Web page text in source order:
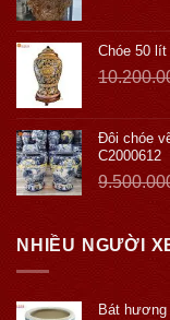
Chóe 50
Đôi chóe
C2000612
NHIỀU NGƯỜI
Bát hương